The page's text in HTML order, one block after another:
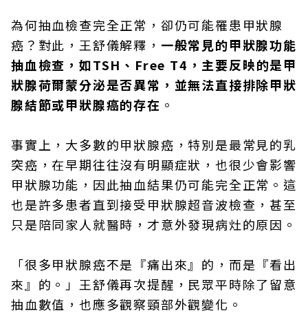
為何抽血檢查完全正常，卻仍可能罹患甲狀腺
癌？對此，王舒儀解釋， 一般常見的甲狀腺功能
抽血檢查，如TSH、Free T4，主要反映的是甲
狀腺荷爾蒙分泌是否異常，並無法直接排除甲狀
腺結節或甲狀腺癌的存在 。
事實上，大多數的甲狀腺癌，特別是最常見的乳
突癌，在早期往往沒有明顯症狀，也很少會影響
甲狀腺功能，因此抽血結果仍可能完全正常。這
也是許多患者直到接受甲狀腺超音波檢查，甚至
只是陪同家人就醫時，才意外發現病灶的原因。
「很多甲狀腺癌不是『痛出來』的，而是『看出
來』的。」王舒儀再次提醒，民眾平時除了留意
抽血數值，也應多觀察頸部外觀變化。